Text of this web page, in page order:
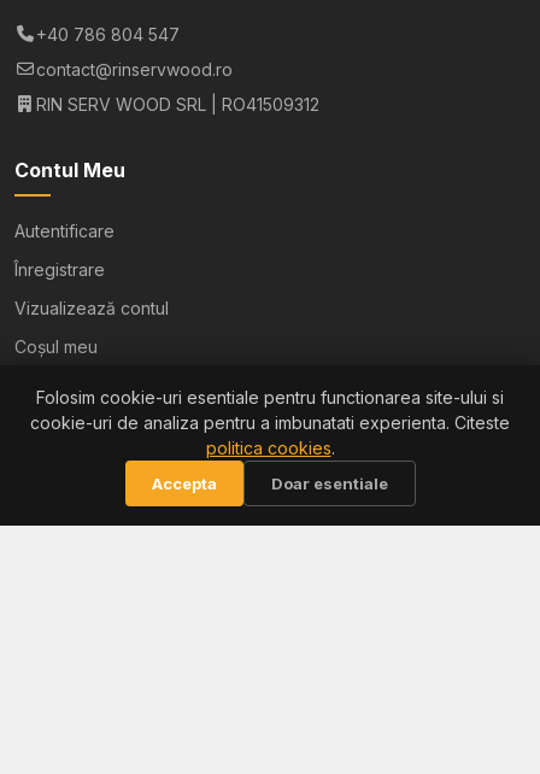
+40 786 804 547
contact@rinservwood.ro
RIN SERV WOOD SRL | RO41509312
Contul Meu
Autentificare
Înregistrare
Vizualizează contul
Coșul meu
Ajutor
Termeni și condiții
Politica de confidențialitate
Folosim cookie-uri esentiale pentru functionarea site-ului si
cookie-uri de analiza pentru a imbunatati experienta. Citeste
politica cookies.
Accepta Doar esentiale